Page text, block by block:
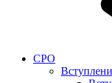
СРО